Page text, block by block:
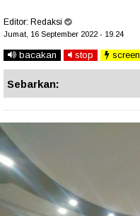
Editor: Redaksi
Jumat, 16 September 2022 - 19.24
bacakan stop screen
Sebarkan: